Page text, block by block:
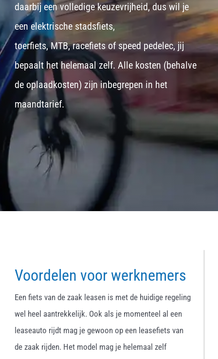
daarbij een volledige keuzevrijheid, dus wil je
eenelektrische stadsfiets,
toerfiets,MTB,racefietsof speed pedelec, jij
bepaalt het helemaal zelf. Alle kosten (behalve
de oplaadkosten) zijn inbegrepen in het
maandtarief.
Voordelen voor werknemers
Een fiets van de zaak leasen is met de huidige regeling
wel heel aantrekkelijk. Ook als je momenteel al een
leaseauto rijdt mag je gewoon op een leasefiets van
de zaak rijden. Het model mag je helemaal zelf